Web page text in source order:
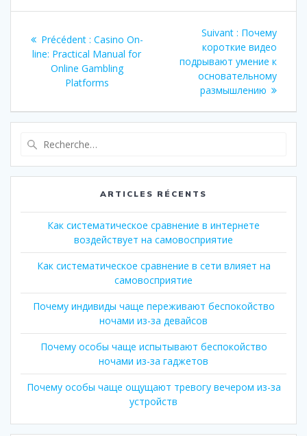
de
l’article
Précédent : Article
précédent
:
Casino On-
line: Practical Manual for
Online Gambling
Platforms
Suivant : Article
suivant
:
Почему
короткие видео
подрывают умение к
основательному
размышлению
:
ARTICLES RÉCENTS
Как систематическое сравнение в интернете
воздействует на самовосприятие
Как систематическое сравнение в сети влияет на
самовосприятие
Почему индивиды чаще переживают беспокойство
ночами из-за девайсов
Почему особы чаще испытывают беспокойство
ночами из-за гаджетов
Почему особы чаще ощущают тревогу вечером из-за
устройств